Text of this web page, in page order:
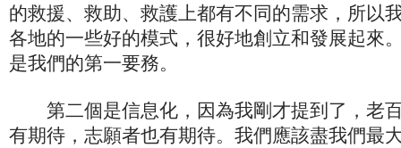
的救援、救助、救護上都有不同的需求，所以
各地的一些好的模式，很好地創立和發展起來
是我們的第一要務。
第二個是信息化，因為我剛才提到了，老
有期待，志願者也有期待。我們應該盡我們最